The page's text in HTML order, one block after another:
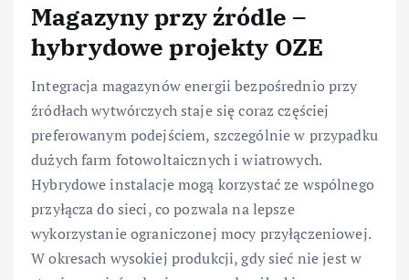
Magazyny przy źródle –
hybrydowe projekty OZE
Integracja magazynów energii bezpośrednio przy
źródłach wytwórczych staje się coraz częściej
preferowanym podejściem, szczególnie w przypadku
dużych farm fotowoltaicznych i wiatrowych.
Hybrydowe instalacje mogą korzystać ze wspólnego
przyłącza do sieci, co pozwala na lepsze
wykorzystanie ograniczonej mocy przyłączeniowej.
W okresach wysokiej produkcji, gdy sieć nie jest w